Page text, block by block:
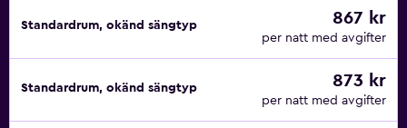
Standardrum, okänd sängtyp 867 kr
per natt med avgifter
Standardrum, okänd sängtyp 873 kr
per natt med avgifter